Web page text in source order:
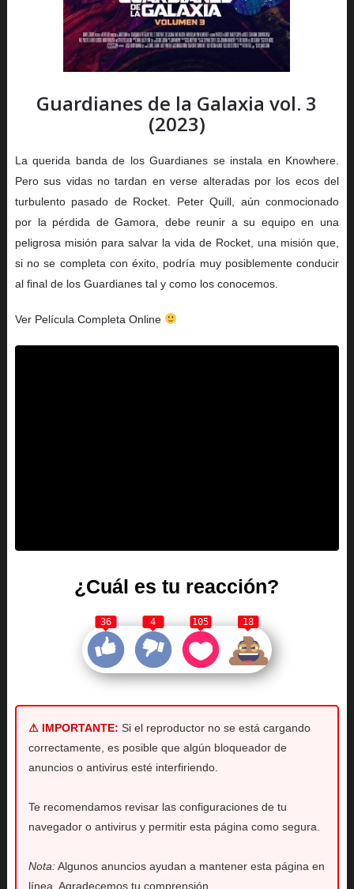
Guardianes de la Galaxia vol. 3
(2023)
La querida banda de los Guardianes se instala en Knowhere.
Pero sus vidas no tardan en verse alteradas por los ecos del
turbulento pasado de Rocket. Peter Quill, aún conmocionado
por la pérdida de Gamora, debe reunir a su equipo en una
peligrosa misión para salvar la vida de Rocket, una misión que,
si no se completa con éxito, podría muy posiblemente conducir
al final de los Guardianes tal y como los conocemos.
Ver Película Completa Online
¿Cuál es tu reacción?
36 4 105 18
⚠ IMPORTANTE: Si el reproductor no se está cargando
correctamente, es posible que algún bloqueador de
anuncios o antivirus esté interfiriendo.
Te recomendamos revisar las configuraciones de tu
navegador o antivirus y permitir esta página como segura.
Nota:Algunos anuncios ayudan a mantener esta página en
línea. Agradecemos tu comprensión.